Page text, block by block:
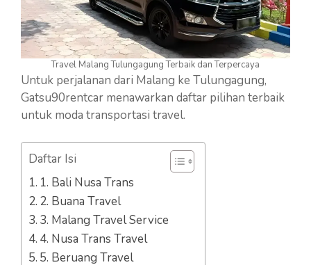
Travel Malang Tulungagung Terbaik dan Terpercaya
Untuk perjalanan dari Malang ke Tulungagung,
Gatsu90rentcar menawarkan daftar pilihan terbaik
untuk moda transportasi travel.
Daftar Isi
1. Bali Nusa Trans
2. Buana Travel
3. Malang Travel Service
4. Nusa Trans Travel
5. Beruang Travel